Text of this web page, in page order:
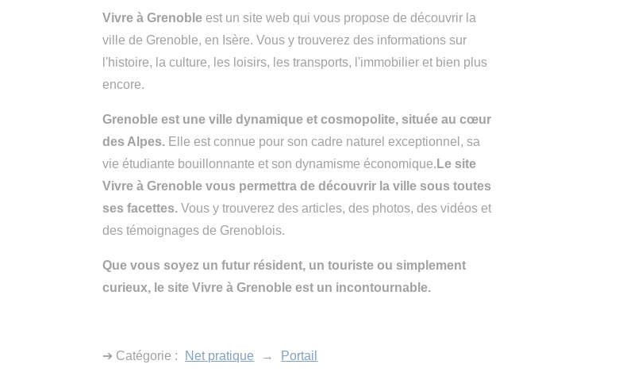
Vivre à Grenoble est un site web qui vous propose de découvrir la
ville de Grenoble, en Isère. Vous y trouverez des informations sur
l'histoire, la culture, les loisirs, les transports, l'immobilier et bien plus
encore.
Grenoble est une ville dynamique et cosmopolite, située au cœur
des Alpes. Elle est connue pour son cadre naturel exceptionnel, sa
vie étudiante bouillonnante et son dynamisme économique. Le site
Vivre à Grenoble vous permettra de découvrir la ville sous toutes
ses facettes. Vous y trouverez des articles, des photos, des vidéos et
des témoignages de Grenoblois.
Que vous soyez un futur résident, un touriste ou simplement
curieux, le site Vivre à Grenoble est un incontournable.
➔ Catégorie : Net pratique → Portail